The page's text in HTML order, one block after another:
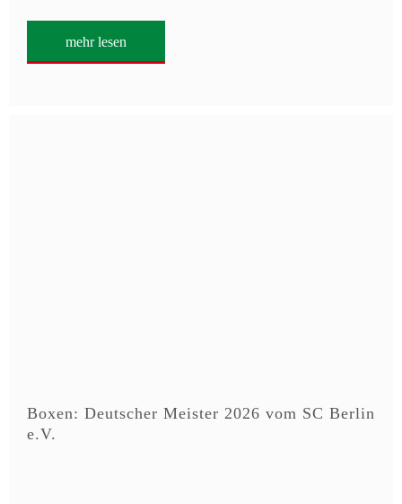
mehr lesen
Boxen: Deutscher Meister 2026 vom SC Berlin
e.V.